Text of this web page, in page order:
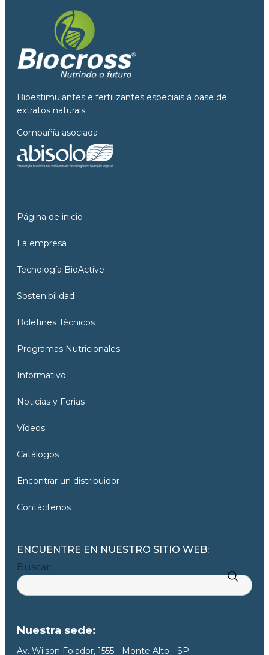
Bioestimulantes e fertilizantes especiais à base de
extratos naturais.
Compañía asociada
Página de inicio
La empresa
Tecnología BioActive
Sostenibilidad
Boletines Técnicos
Programas Nutricionales
Informativo
Noticias y Ferias
Vídeos
Catálogos
Encontrar un distribuidor
Contáctenos
ENCUENTRE EN NUESTRO SITIO WEB:
Buscar:
Nuestra sede:
Av. Wilson Folador, 1555 - Monte Alto - SP